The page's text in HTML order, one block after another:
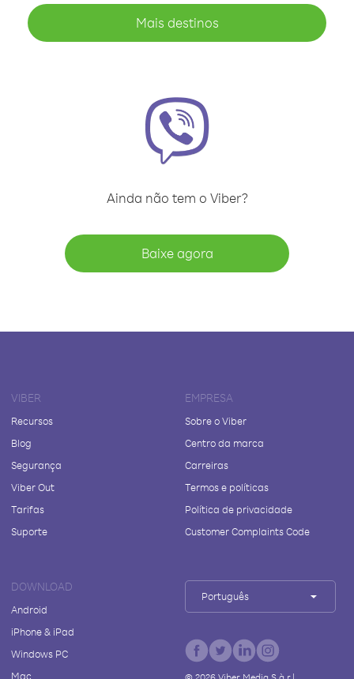
Mais destinos
Ainda não tem o Viber?
Baixe agora
VIBER
Recursos
Blog
Segurança
Viber Out
Tarifas
Suporte
EMPRESA
Sobre o Viber
Centro da marca
Carreiras
Termos e políticas
Política de privacidade
Customer Complaints Code
DOWNLOAD
Android
iPhone & iPad
Windows PC
Mac
Português